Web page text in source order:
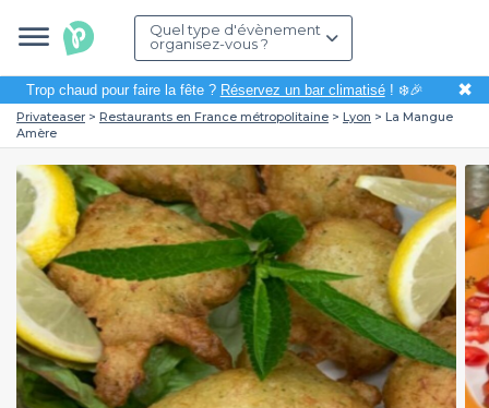
Quel type d'évènement
organisez-vous ?
Trop chaud pour faire la fête ? Réservez un bar climatisé! ❄️🎉 ✖
Privateaser Restaurants en France métropolitaine Lyon
La Mangue
Amère